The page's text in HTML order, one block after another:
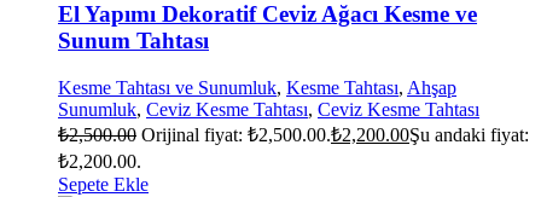
El Yapımı Dekoratif Ceviz Ağacı Kesme ve
Sunum Tahtası
Kesme Tahtası ve Sunumluk, Kesme Tahtası, Ahşap
Sunumluk, Ceviz Kesme Tahtası, Ceviz Kesme Tahtası
₺2,500.00 Orijinal fiyat: ₺2,500.00.₺2,200.00Şu andaki fiyat:
₺2,200.00.
Sepete Ekle